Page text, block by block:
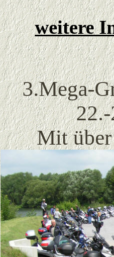
weitere
3.Mega-
22
Mit